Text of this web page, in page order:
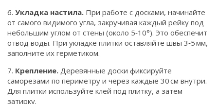
6. Укладка настила. При работе с досками, начинайте
от самого видимого угла, закручивая каждый рейку под
небольшим углом от стены (около 5‑10°). Это обеспечит
отвод воды. При укладке плитки оставляйте швы 3‑5 мм,
заполните их герметиком.
7. Крепление. Деревянные доски фиксируйте
саморезами по периметру и через каждые 30 см внутри.
Для плитки используйте клей под плитку, а затем
затирку.